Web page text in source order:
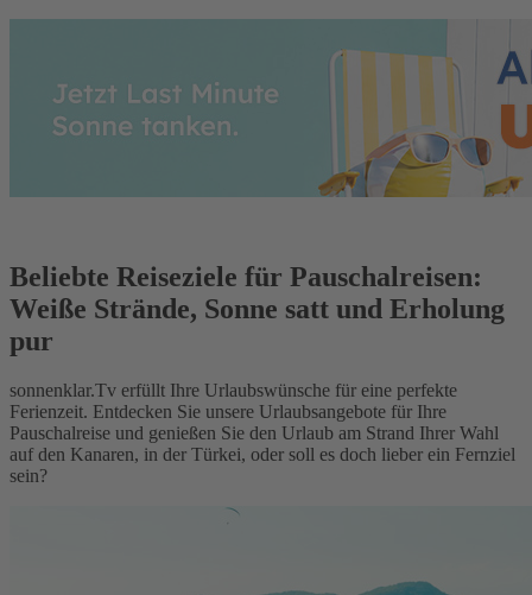
Beliebte Reiseziele für Pauschalreisen:
Weiße Strände, Sonne satt und Erholung
pur
sonnenklar.Tv erfüllt Ihre Urlaubswünsche für eine perfekte
Ferienzeit. Entdecken Sie unsere Urlaubsangebote für Ihre
Pauschalreise und genießen Sie den Urlaub am Strand Ihrer Wahl
auf den Kanaren, in der Türkei, oder soll es doch lieber ein Fernziel
sein?